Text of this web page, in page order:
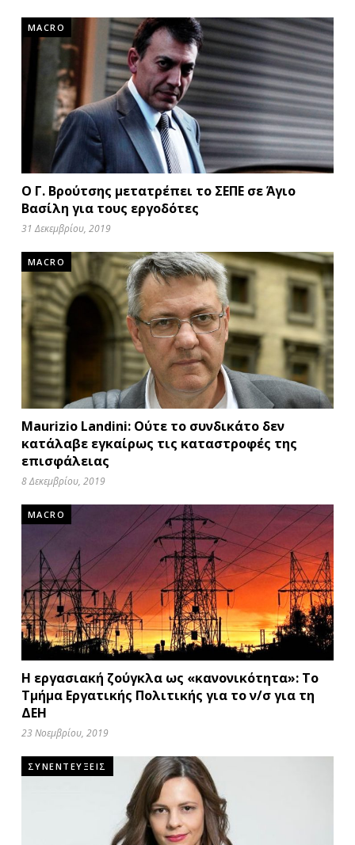
MACRO
Ο Γ. Βρούτσης μετατρέπει το ΣΕΠΕ σε Άγιο
Βασίλη για τους εργοδότες
31 Δεκεμβρίου, 2019
MACRO
Maurizio Landini: Ούτε το συνδικάτο δεν
κατάλαβε εγκαίρως τις καταστροφές της
επισφάλειας
8 Δεκεμβρίου, 2019
MACRO
Η εργασιακή ζούγκλα ως «κανονικότητα»: Το
Τμήμα Εργατικής Πολιτικής για το ν/σ για τη
ΔΕΗ
23 Νοεμβρίου, 2019
ΣΥΝΕΝΤΕΥΞΕΙΣ